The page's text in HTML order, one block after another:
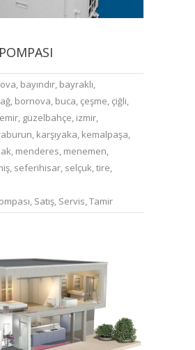
, bayındır, bayraklı,
, bornova, buca, çeşme, çiğli,
, güzelbahçe, izmir,
, karşıyaka, kemalpaşa,
, menderes, menemen,
, seferihisar, selçuk,tire,
, Satış, Servis,Tamir